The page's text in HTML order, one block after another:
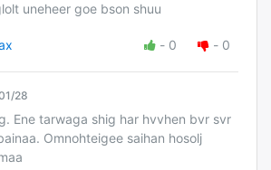
uneheer goe bson shuu
- 0 - 0
28
Ene tarwaga shig har hvvhen bvr svr
Omnohteigee saihan hosolj